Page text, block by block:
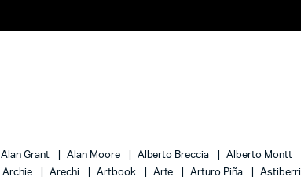
Alan Grant Alan Moore Alberto Breccia Alberto Montt
Archie Arechi Artbook Arte Arturo Piña Astiberri